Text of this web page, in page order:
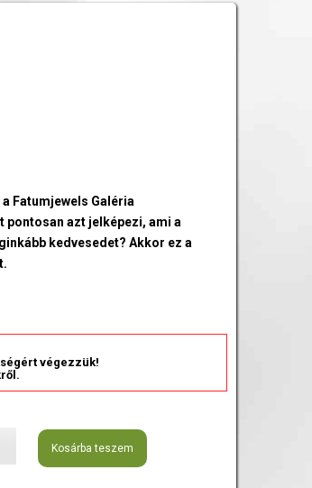
Fatumjewels Galéria
azt jelképezi, ami a
kedvesedet? Akkor ez a
végezzük!
Kosárba teszem